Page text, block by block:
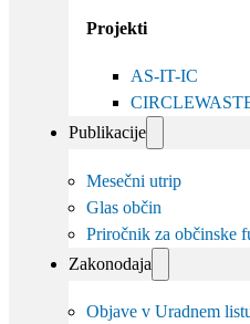
Projekti
AS-IT-IC
Publikacije
Mesečni utrip
Glas občin
Priročnik za občinske
Zakonodaja
Objave v Uradnem